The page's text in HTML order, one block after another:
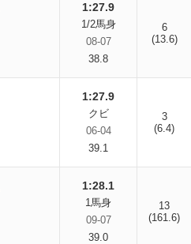
1:27.9
1/2馬身
08-07
38.8
6
(13.6)
1:27.9
クビ
06-04
39.1
3
(6.4)
1:28.1
1馬身
09-07
39.0
13
(161.6)